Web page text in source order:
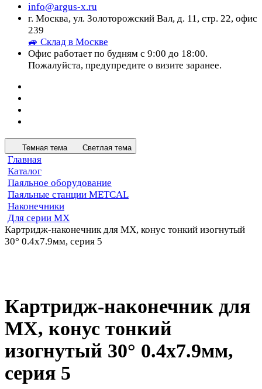
info@argus-x.ru
г. Москва, ул. Золоторожский Вал, д. 11, стр. 22, офис
239
🚙 Склад в Москве
Офис работает по будням с 9:00 до 18:00.
Пожалуйста, предупредите о визите заранее.
Темная тема Светлая тема
Главная
Каталог
Паяльное оборудование
Паяльные станции METCAL
Наконечники
Для серии MX
Картридж-наконечник для MX, конус тонкий изогнутый
30° 0.4х7.9мм, серия 5
Картридж-наконечник для
MX, конус тонкий
изогнутый 30° 0.4х7.9мм,
серия 5